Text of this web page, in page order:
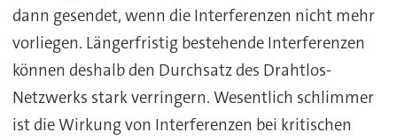
dann gesendet, wenn die Interferenzen nicht mehr
vorliegen. Längerfristig bestehende Interferenzen
können deshalb den Durchsatz des Drahtlos-
Netzwerks stark verringern. Wesentlich schlimmer
ist die Wirkung von Interferenzen bei kritischen